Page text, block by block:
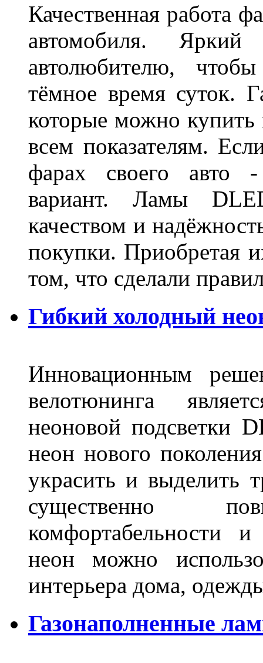
Качественная работа
автомобиля.
автолюбителю,
тёмное время суток.
которые можно
всем показателям.
фарах своего авто
вариант. Ламы
качеством и
покупки. Приобретая
том, что сделали
Гибкий холодный
Инновационным
велотюнинга
неоновой подсветки
неон нового
украсить и выделить
существенно
комфортабельности
неон можно
интерьера дома,
Газонаполненные